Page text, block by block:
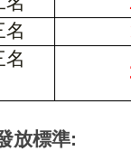
名
名
放標準: